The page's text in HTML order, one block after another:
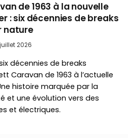
de 1963 à la nouvelle
: six décennies de breaks
nature
2026
décennies de breaks
Caravan de 1963 à l’actuelle
histoire marquée par la
et une évolution vers des
et électriques.